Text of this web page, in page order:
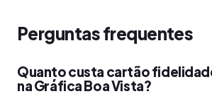
Perguntas frequentes
Quanto custa cartão
na Gráfica Boa Vista?